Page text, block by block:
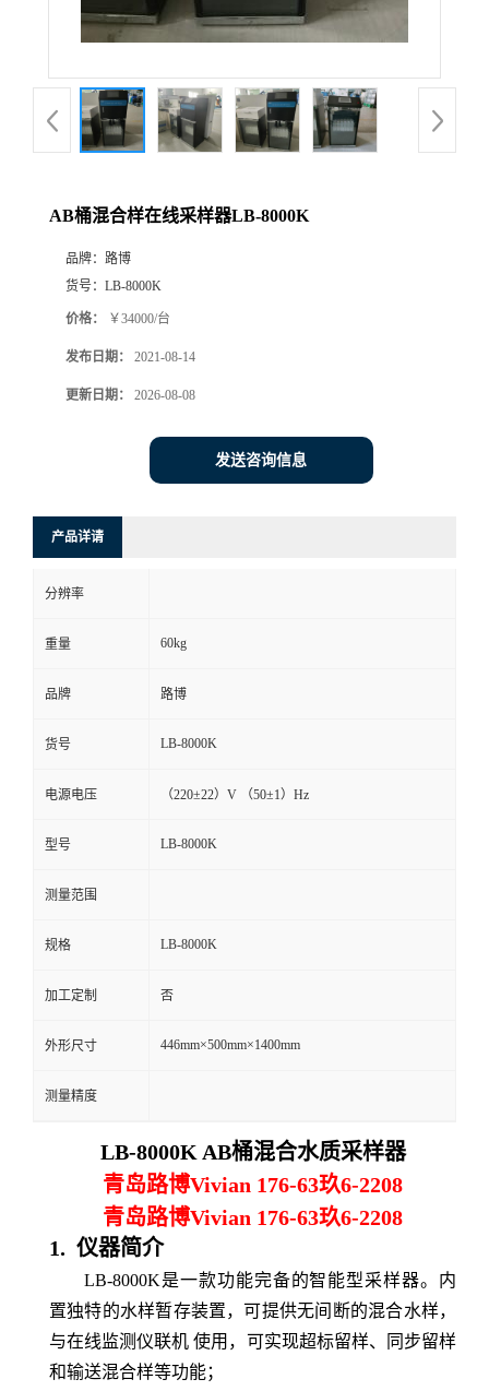
品
厅
系
言
AB桶混合样在线采样器LB-8000K
品牌： 路博
货号： LB-8000K
价格： ￥34000/台
发布日期： 2021-08-14
更新日期： 2026-08-08
发送咨询信息
产品详请
分辨率
重量 60kg
品牌 路博
货号 LB-8000K
电源电压 （220±22）V （50±1）Hz
型号 LB-8000K
测量范围
规格 LB-8000K
加工定制 否
外形尺寸 446mm×500mm×1400mm
测量精度
LB-8000K AB桶混合水质采样器
青岛路博Vivian 176-63玖6-2208
青岛路博Vivian 176-63玖6-2208
1. 仪器简介
LB-8000K是一款功能完备的智能型采样器。内
置独特的水样暂存装置，可提供无间断的混合水样，
与在线监测仪联机 使用，可实现超标留样、同步留样
和输送混合样等功能；